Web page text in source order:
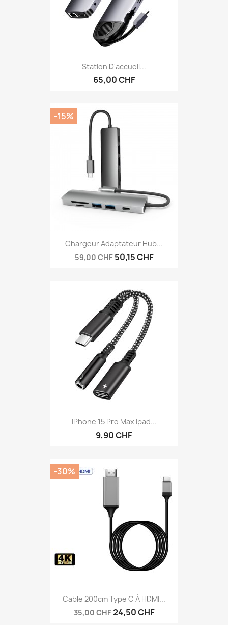
Station D'accueil...
65,00 CHF
Chargeur Adaptateur Hub...
59,00 CHF 50,15 CHF
-15%
IPhone 15 Pro Max Ipad...
9,90 CHF
Cable 200cm Type C À HDMI...
35,00 CHF24,50 CHF
-30%